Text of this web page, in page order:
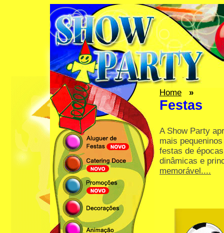
Home »
Festas
A Show Party
mais
festas de
dinâmicas e
memorável....